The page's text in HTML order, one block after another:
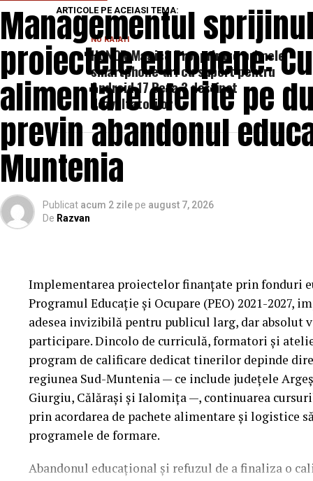
ARTICOLE PE ACEIASI TEMA:
NU RATATI
HONOR Magic8 Pro, printre primele
smartphone-uri cu suport pentru
Android 17 Beta 3 destinat
dezvoltatorilor
Managementul
proiectele europene:
alimentare oferite pe
previn abandonul
Muntenia
Publicat acum 2 zile pe august 7, 2026
De Razvan
Implementarea proiectelor finanțate prin fonduri
Programul Educație și Ocupare (PEO) 2021-2027,
adesea invizibilă pentru publicul larg, dar absolut
participare. Dincolo de curriculă, formatori și
program de calificare dedicat tinerilor depinde
regiunea Sud-Muntenia — ce include județele
Giurgiu, Călărași și Ialomița —, continuarea
prin acordarea de pachete alimentare și logistice
programele de formare.
Abandonul educațional și refuzul de a finaliza o